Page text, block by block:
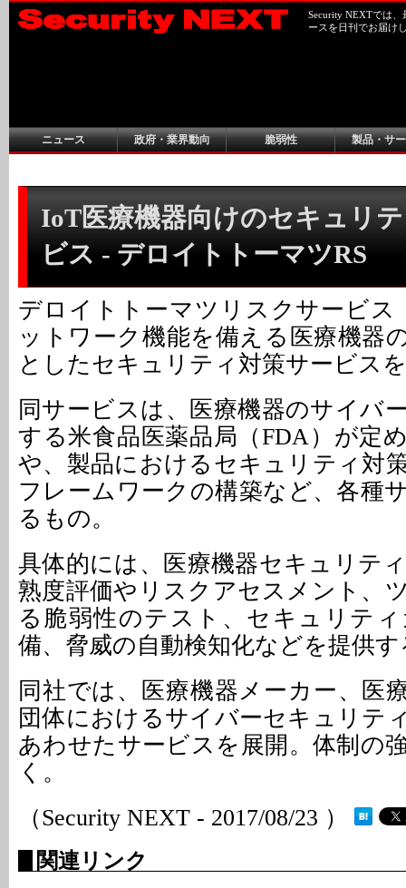
Security NEXTでは
ースを日刊でお届け
ニュース 政府・業界動向 脆弱性 製品・サ
IoT医療機器向けのセキュリ
ビス - デロイトトーマツRS
デロイトトーマツリスクサービス
ットワーク機能を備える医療機器
としたセキュリティ対策サービス
同サービスは、医療機器のサイバ
する米食品医薬品局（FDA）が定
や、製品におけるセキュリティ対
フレームワークの構築など、各種
るもの。
具体的には、医療機器セキュリテ
熟度評価やリスクアセスメント、
る脆弱性のテスト、セキュリテ
備、脅威の自動検知化などを提供す
同社では、医療機器メーカー、医
団体におけるサイバーセキュリテ
あわせたサービスを展開。体制の
く。
（Security NEXT - 2017/08/23 ）
関連リンク